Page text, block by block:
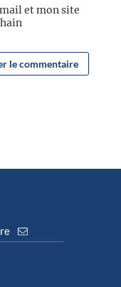
et mon site